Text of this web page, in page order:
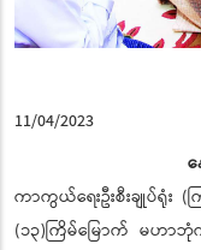
11/04/2023
ကာကွယ်ရေးဦးစီးချုပ်ရုံး (
(၁၃)ကြိမ်မြောက် မဟ